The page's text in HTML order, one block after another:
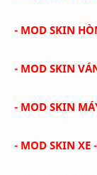
- MOD SKIN
- MOD SKIN
- MOD SKIN
- MOD SKIN XE